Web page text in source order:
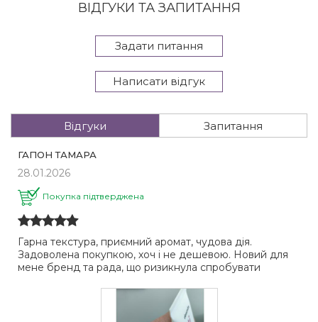
ВІДГУКИ ТА ЗАПИТАННЯ
Задати питання
Написати відгук
Відгуки Запитання
ГАПОН ТАМАРА
28.01.2026
Покупка підтверджена
Гарна текстура, приємний аромат, чудова дія.
Задоволена покупкою, хоч і не дешевою. Новий для
мене бренд та рада, що ризикнула спробувати